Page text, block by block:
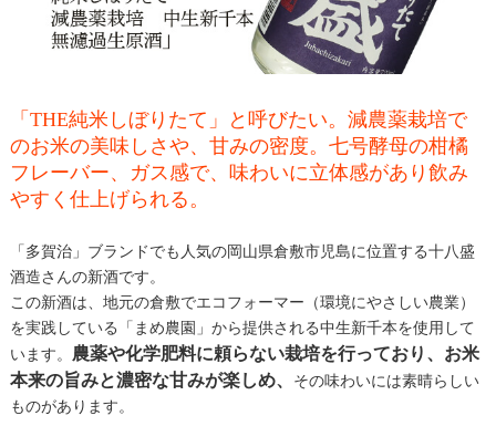
「THE純米しぼりたて」と呼びたい。減農薬栽培で
のお米の美味しさや、甘みの密度。七号酵母の柑橘
フレーバー、ガス感で、味わいに立体感があり飲み
やすく仕上げられる。
「多賀治」ブランドでも人気の岡山県倉敷市児島に位置する十八盛
酒造さんの新酒です。
この新酒は、地元の倉敷でエコフォーマー（環境にやさしい農業）
を実践している「まめ農園」から提供される中生新千本を使用して
います。 農薬や化学肥料に頼らない栽培を行っており、お米
本来の旨みと濃密な甘みが楽しめ、 その味わいには素晴らしい
ものがあります。